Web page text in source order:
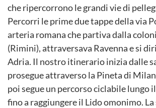
che ripercorrono le grandi vie di
Percorri le prime due tappe della via
arteria romana che partiva dalla
(Rimini), attraversava Ravenna e si
Adria. Il nostro itinerario inizia dalle
prosegue attraverso la Pineta di
poi segue un percorso ciclabile lungo
fino a raggiungere il Lido omonimo.